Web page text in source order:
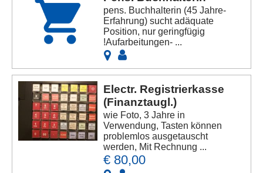
pens. Buchhalterin (45 Jahre-
Erfahrung) sucht adäquate
Position, nur geringfügig
!Aufarbeitungen- ...
Electr. Registrierkasse
(Finanztaugl.)
wie Foto, 3 Jahre in
Verwendung, Tasten können
problemlos ausgetauscht
werden, Mit Rechnung ...
€ 80,00